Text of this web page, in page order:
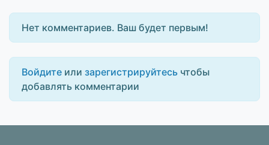
Нет комментариев. Ваш будет первым!
Войдите или зарегистрируйтесь чтобы
добавлять комментарии